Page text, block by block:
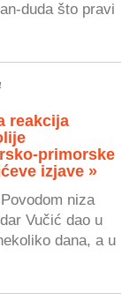
duda što pravi
reakcija
primorske
izjave »
niza
Vučić dao u
dana, a u